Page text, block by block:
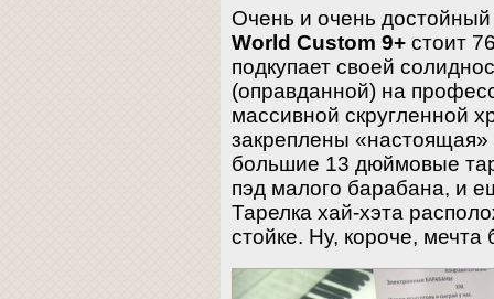
Очень и очень
World Custom 9+ стоит
подкупает своей
(оправданной) на
массивной скругленной
закреплены
большие 13 дюймовые
пэд малого барабана, и
Тарелка хай-хэта
стойке. Ну, короче,